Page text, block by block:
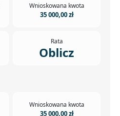
Wnioskowana kwota
35 000,00 zł
Rata
Oblicz
Wnioskowana kwota
35 000,00 zł